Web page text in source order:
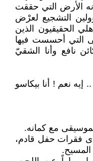
الأرض التي حققت
التشجيع لعرْض
الحقيقيون الذين
التي أحسست فيها
نافع وأنا الشقيّ
نعم ! أنا بيكاسو
مع كمانه.
فقرات حفل قادم،
المسيح.